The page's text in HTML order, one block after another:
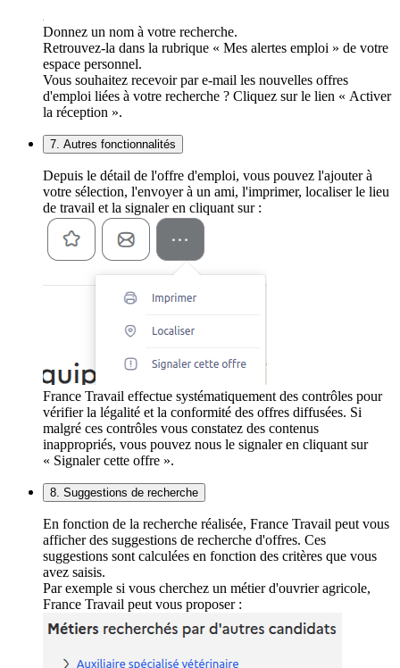
Donnez un nom à votre recherche.
Retrouvez-la dans la rubrique « Mes alertes emploi » de votre
espace personnel.
Vous souhaitez recevoir par e-mail les nouvelles offres
d'emploi liées à votre recherche ? Cliquez sur le lien « Activer
la réception ».
7. Autres fonctionnalités
Depuis le détail de l'offre d'emploi, vous pouvez l'ajouter à
votre sélection, l'envoyer à un ami, l'imprimer, localiser le lieu
de travail et la signaler en cliquant sur :
France Travail effectue systématiquement des contrôles pour
vérifier la légalité et la conformité des offres diffusées. Si
malgré ces contrôles vous constatez des contenus
inappropriés, vous pouvez nous le signaler en cliquant sur
« Signaler cette offre ».
8. Suggestions de recherche
En fonction de la recherche réalisée, France Travail peut vous
afficher des suggestions de recherche d'offres. Ces
suggestions sont calculées en fonction des critères que vous
avez saisis.
Par exemple si vous cherchez un métier d'ouvrier agricole,
France Travail peut vous proposer :